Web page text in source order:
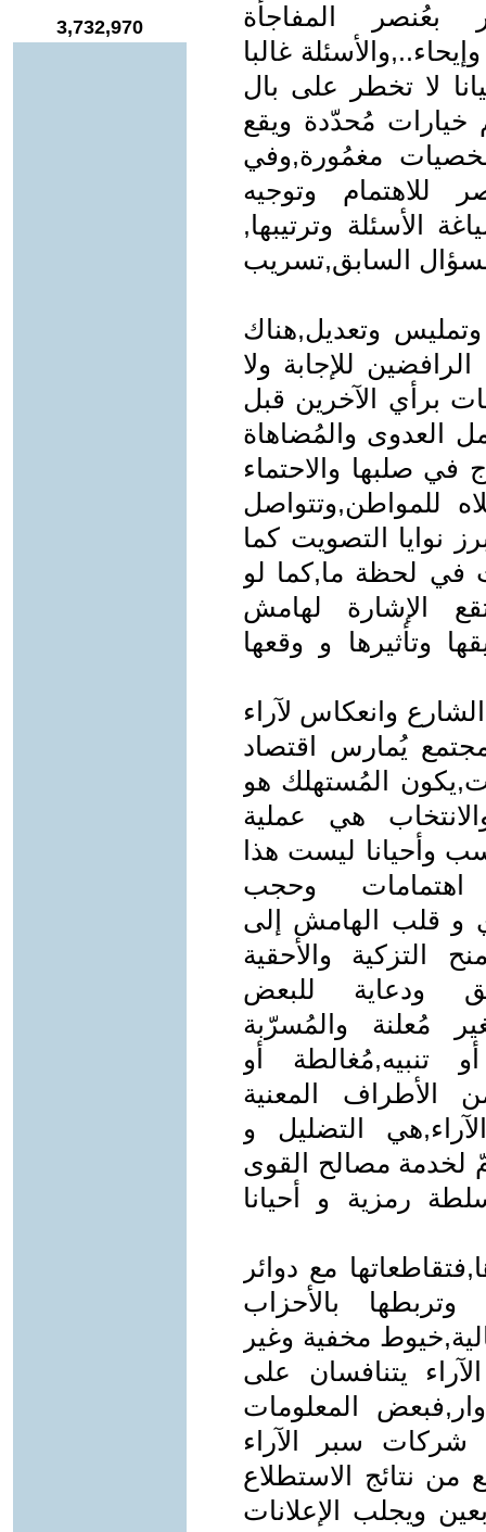
بعُنصر المفاجأة
غالبا
لا تخطر على بال
خيارات مُحدّدة ويقع
مغمُورة,وفي
وتوجيه
الأسئلة وترتيبها,
السابق,تسريب
وتمليس وتعديل,هناك
للإجابة ولا
برأي الآخرين قبل
العدوى والمُضاهاة
في صلبها والاحتماء
للمواطن,وتتواصل
نوايا التصويت كما
في لحظة ما,كما لو
الإشارة لهامش
وتأثيرها و وقعها
وانعكاس لآراء
يُمارس اقتصاد
المُستهلك هو
هي عملية
وأحيانا ليست هذا
وحجب
و قلب الهامش إلى
التزكية والأحقية
ودعاية للبعض
مُعلنة والمُسرّبة
تنبيه,مُغالطة أو
الأطراف المعنية
التضليل و
لخدمة مصالح القوى
رمزية و أحيانا
مع دوائر
بالأحزاب
مخفية وغير
يتنافسان على
المعلومات
شركات سبر الآراء
من نتائج الاستطلاع
ويجلب الإعلانات
3,732,970